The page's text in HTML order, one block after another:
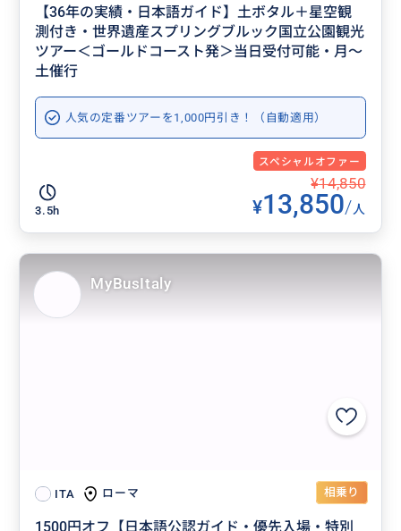
【36年の実績・日本語ガイド】土ボタル＋星空観
測付き・世界遺産スプリングブルック国立公園観光
ツアー＜ゴールドコースト発＞当日受付可能・月～
土催行
人気の定番ツアーを1,000円引き！（自動適用）
スペシャルオファー
3.5h
¥14,850
¥13,850/人
ITA ローマ 相乗り
1500円オフ【日本語公認ガイド・優先入場・特別
MyBusItaly